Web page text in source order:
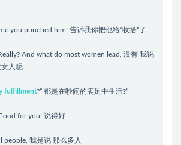
you punched him. 告诉我你把他给“收拾”了
And what do most women lead, 没有 我说
女人呢
fulfillment?” 都是在吵闹的满足中生活?”
for you. 说得好
people, 我是说 那么多人